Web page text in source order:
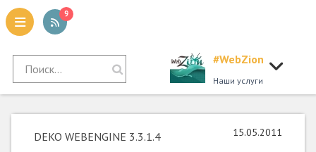
9
#WebZion
Наши услуги
DEKO WEBENGINE 3.3.1.4 15.05.2011